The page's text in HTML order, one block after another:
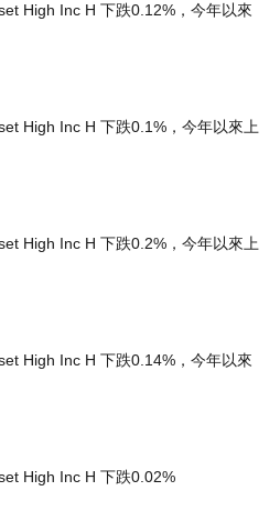
High Inc H 下跌0.12%，今年以來
High Inc H 下跌0.1%，今年以來上
High Inc H 下跌0.2%，今年以來上
High Inc H 下跌0.14%，今年以來
High Inc H 下跌0.02%